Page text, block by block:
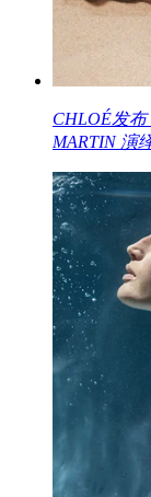
CHLOÉ发
MARTIN 演